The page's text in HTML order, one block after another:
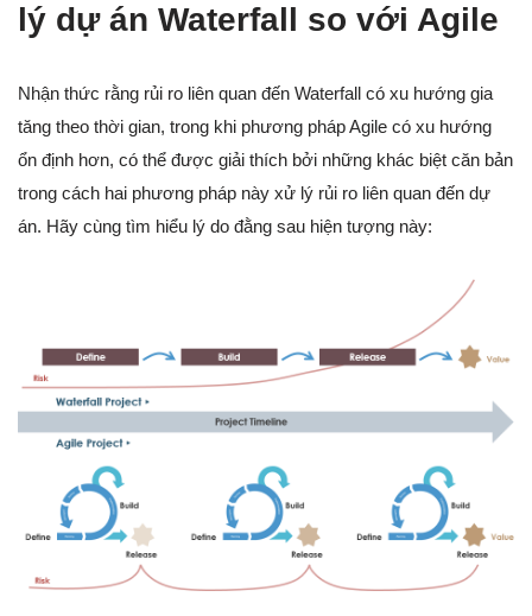
lý dự án Waterfall so với Agile
Nhận thức rằng rủi ro liên quan đến Waterfall có xu hướng gia
tăng theo thời gian, trong khi phương pháp Agile có xu hướng
ổn định hơn, có thể được giải thích bởi những khác biệt căn bản
trong cách hai phương pháp này xử lý rủi ro liên quan đến dự
án. Hãy cùng tìm hiểu lý do đằng sau hiện tượng này: